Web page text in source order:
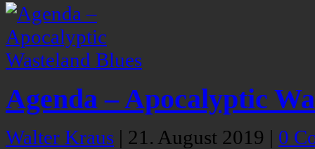
Agenda – Apocalyptic
Walter Kraus | 21. August 2019 | 0